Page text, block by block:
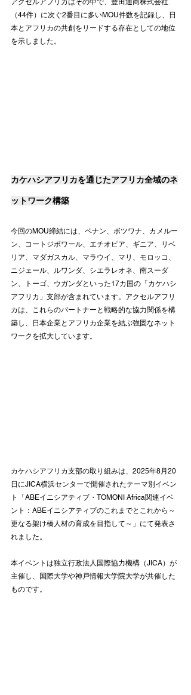
アクセルアフリカはその中で、豊田通商株式会社
（44件）に次ぐ2番目に多いMOU件数を記録し、日
本とアフリカの共創をリードする存在としての地位
を示しました。
カケハシアフリカを通じたアフリカ全域のネ
ットワーク構築
今回のMOU締結には、ベナン、ボツワナ、カメルー
ン、コートジボワール、エチオピア、ギニア、リベ
リア、マダガスカル、マラウイ、マリ、モロッコ、
ニジェール、ルワンダ、シエラレオネ、南スーダ
ン、トーゴ、ウガンダといった17カ国の「カケハシ
アフリカ」支部が含まれています。アクセルアフリ
カは、これらのパートナーと戦略的な協力関係を構
築し、日本企業とアフリカ企業を結ぶ強固なネット
ワークを拡大しています。
カケハシアフリカ支部の取り組みは、2025年8月20
日にJICA横浜センターで開催されたテーマ別イベン
ト「ABEイニシアティブ・TOMONI Africa関連イベ
ント：ABEイニシアティブのこれまでとこれから～
更なる架け橋人材の育成を目指して～」にて発表さ
れました。
本イベントは独立行政法人国際協力機構（JICA）が
主催し、国際大学や神戸情報大学院大学が共催した
ものです。